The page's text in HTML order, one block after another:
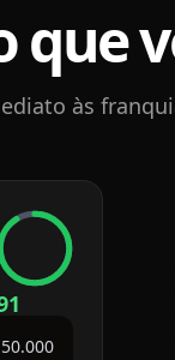
que
às